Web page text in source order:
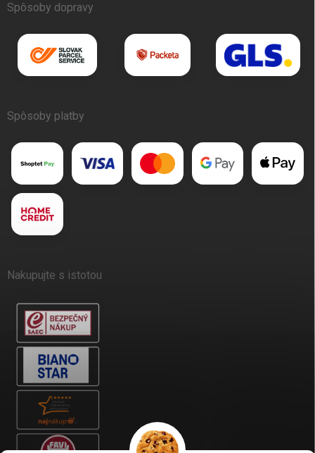
Spôsoby dopravy
Spôsoby platby
Nakupujte s istotou